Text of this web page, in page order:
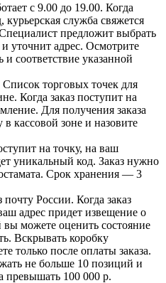
с 9.00 до 19.00. Когда
курьерская служба свяжется
предложит выбрать
уточнит адрес. Осмотрите
и соответствие указанной
торговых точек для
Когда заказ поступит на
Для получения заказа
в кассовой зоне и назовите
на точку, на ваш
уникальный код. Заказ нужно
Срок хранения — 3
почту России. Когда заказ
адрес придет извещение о
можете оценить состояние
Вскрывать коробку
только после оплаты заказа.
не больше 10 позиций и
превышать 100 000 р.